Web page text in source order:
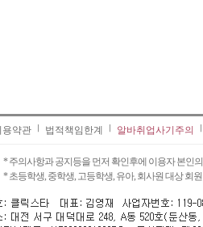
용약관 법적책임한계 알바취업사기주의
* 주의사항과 공지등을 먼저 확인후에 이용자 본인
* 초등학생, 중학생, 고등학생, 유아, 회사원 대상 회